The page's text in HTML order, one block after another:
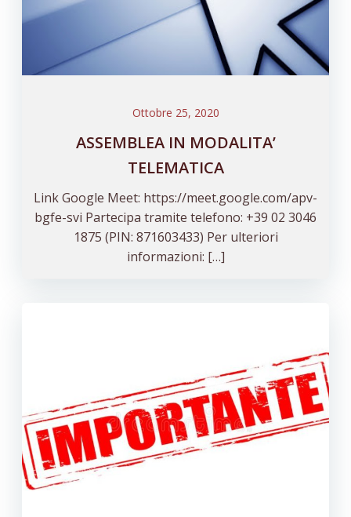
Ottobre 25, 2020
ASSEMBLEA IN MODALITA’
TELEMATICA
Link Google Meet: https://meet.google.com/apv-
bgfe-svi Partecipa tramite telefono:‪ +39 02 3046
1875 (PIN: 871603433) Per ulteriori
informazioni: […]